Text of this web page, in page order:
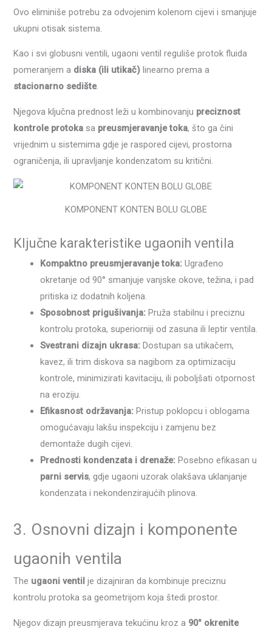
Ovo eliminiše potrebu za odvojenim kolenom cijevi i smanjuje
ukupni otisak sistema.
Kao i svi globusni ventili, ugaoni ventil reguliše protok fluida
pomeranjem a diska (ili utikač) linearno prema a
stacionarno sedište.
Njegova ključna prednost leži u kombinovanju preciznost
kontrole protoka sa preusmjeravanje toka, što ga čini
vrijednim u sistemima gdje je raspored cijevi, prostorna
ograničenja, ili upravljanje kondenzatom su kritični.
KOMPONENT KONTEN BOLU GLOBE
Ključne karakteristike ugaonih ventila
Kompaktno preusmjeravanje toka: Ugrađeno
okretanje od 90° smanjuje vanjske okove, težina, i pad
pritiska iz dodatnih koljena.
Sposobnost prigušivanja: Pruža stabilnu i preciznu
kontrolu protoka, superiorniji od zasuna ili leptir ventila.
Svestrani dizajn ukrasa: Dostupan sa utikačem,
kavez, ili trim diskova sa nagibom za optimizaciju
kontrole, minimizirati kavitaciju, ili poboljšati otpornost
na eroziju.
Efikasnost održavanja: Pristup poklopcu i oblogama
omogućavaju lakšu inspekciju i zamjenu bez
demontaže dugih cijevi.
Prednosti kondenzata i drenaže: Posebno efikasan u
parni servis, gdje ugaoni uzorak olakšava uklanjanje
kondenzata i nekondenzirajućih plinova.
3. Osnovni dizajn i komponente
ugaonih ventila
The ugaoni ventil je dizajniran da kombinuje preciznu
kontrolu protoka sa geometrijom koja štedi prostor.
Njegov dizajn preusmjerava tekućinu kroz a 90° okrenite